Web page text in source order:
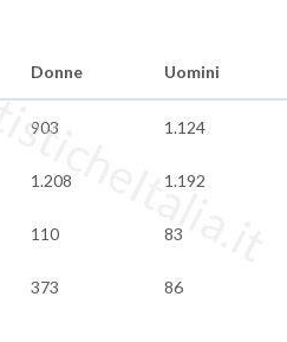
Donne Uomini
903 1.124
1.208 1.192
110 83
373 86